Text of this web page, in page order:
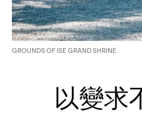
GROUNDS OF ISE GRAND SHRINE
以變求